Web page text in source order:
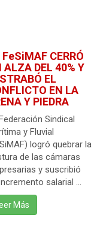
FeSiMAF CERRÓ
ALZA DEL 40% Y
EL
EN LA
Y PIEDRA
Sindical
y Fluvial
logró quebrar la
de las cámaras
y suscribió
salarial ...
Más